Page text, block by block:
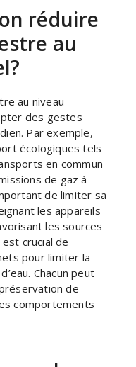
réduire
au
au niveau
des gestes
Par exemple,
écologiques tels
en commun
de gaz à
de limiter sa
les appareils
les sources
est crucial de
pour limiter la
Chacun peut
de
comportements